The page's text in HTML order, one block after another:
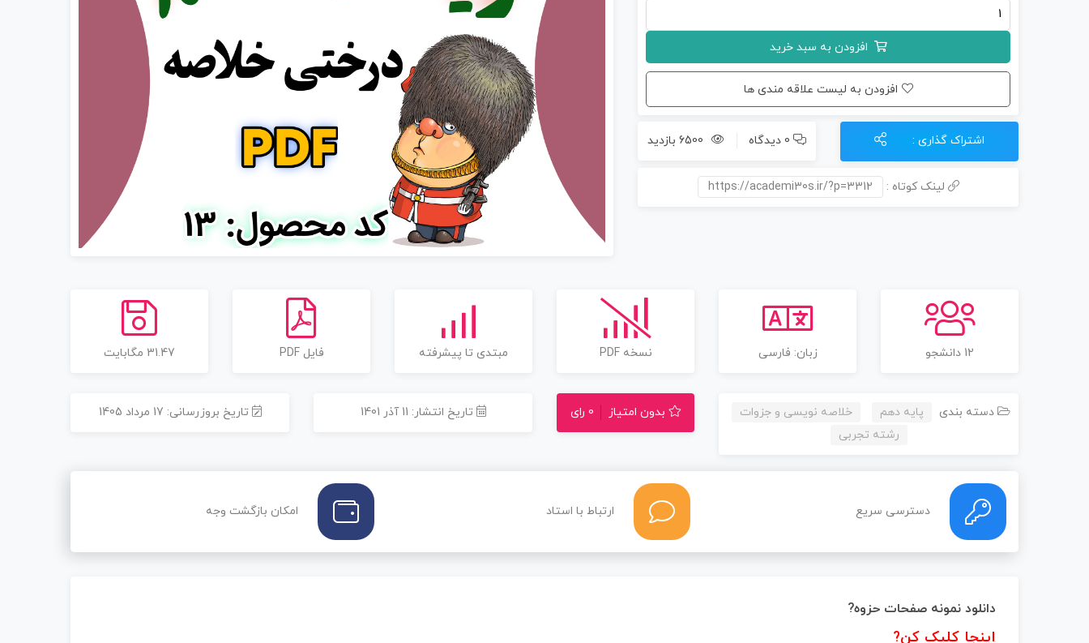
جزوه
نمودار
زیست
(PDF)
افزودن به سبد خرید
افزودن به لیست علاقه مندی ها
اشتراک گذاری : 0 دیدگاه 6500 بازدید
لینک کوتاه : https://academi30s.ir/?p=3312
12 دانشجو زبان: فارسی نسخه PDF مبتدی تا پیشرفته فایل PDF 31.47 مگابایت
دسته بندی پایه دهم
خلاصه نویسی و جزوات
رشته تجربی
بدون امتیاز 0 رای تاریخ انتشار: 11 آذر 1401 تاریخ بروزرسانی: 17 مرداد 1405
دسترسی سریع ارتباط با استاد امکان بازگشت وجه
دانلود نمونه صفحات حزوه?
اینجا کلیک کن?